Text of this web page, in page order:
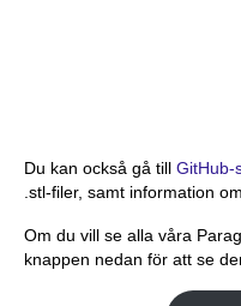
Du kan också gå till GitHub-
.stl-filer, samt information
Om du vill se alla våra
knappen nedan för att se